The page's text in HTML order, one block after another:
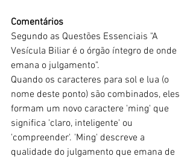
Comentários
Segundo as Questões Essenciais "A
Vesícula Biliar é o órgão íntegro de onde
emana o julgamento".
Quando os caracteres para sol e lua (o
nome deste ponto) são combinados, eles
formam um novo caractere 'ming' que
significa 'claro, inteligente' ou
'compreender'. 'Ming' descreve a
qualidade do julgamento que emana de